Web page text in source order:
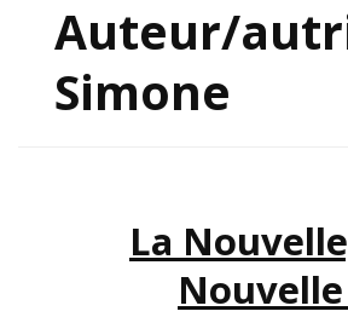
Auteur/
Simone
La